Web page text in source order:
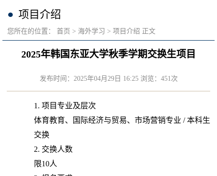
项目介绍
您所在的位置： 首页 海外学习 项目介绍 正文
2025年韩国东亚大学秋季学期交换生项目
发布时间：2025年04月29日 16:25 浏览： 451次
1. 项目专业及层次
体育教育、国际经济与贸易、市场营销专业 /本科生
交换
2. 交换人数
限10人